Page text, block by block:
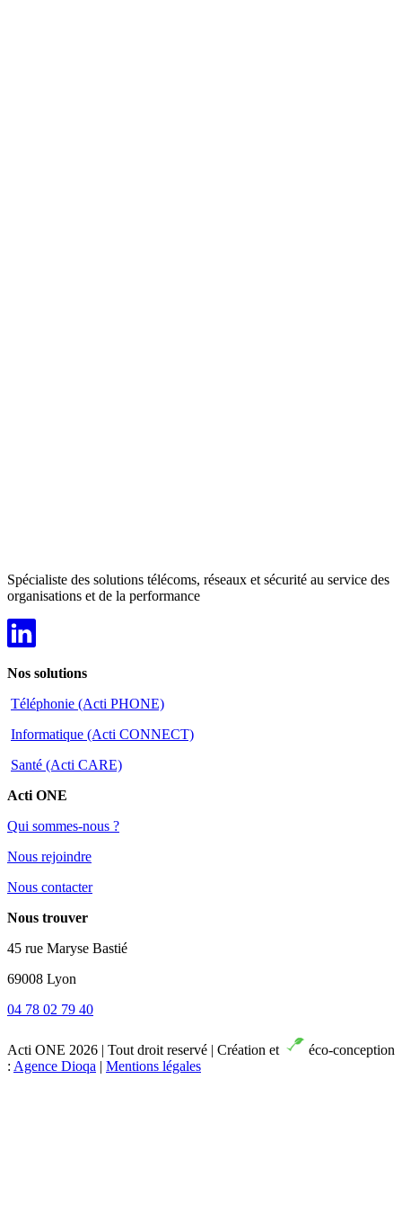
Spécialiste des solutions télécoms, réseaux et sécurité au service des
organisations et de la performance
Nos solutions
Téléphonie (Acti PHONE)
Informatique (Acti CONNECT)
Santé (Acti CARE)
Acti ONE
Qui sommes-nous ?
Nous rejoindre
Nous contacter
Nous trouver
45 rue Maryse Bastié
69008 Lyon
04 78 02 79 40
Acti ONE 2026 | Tout droit reservé | Création et
éco-conception
: Agence Dioqa | Mentions légales